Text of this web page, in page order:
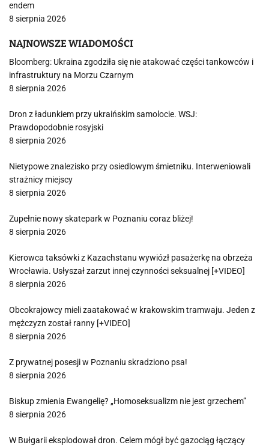
endem
8 sierpnia 2026
NAJNOWSZE WIADOMOŚCI
Bloomberg: Ukraina zgodziła się nie atakować części tankowców i
infrastruktury na Morzu Czarnym
8 sierpnia 2026
Dron z ładunkiem przy ukraińskim samolocie. WSJ:
Prawdopodobnie rosyjski
8 sierpnia 2026
Nietypowe znalezisko przy osiedlowym śmietniku. Interweniowali
strażnicy miejscy
8 sierpnia 2026
Zupełnie nowy skatepark w Poznaniu coraz bliżej!
8 sierpnia 2026
Kierowca taksówki z Kazachstanu wywiózł pasażerkę na obrzeża
Wrocławia. Usłyszał zarzut innej czynności seksualnej [+VIDEO]
8 sierpnia 2026
Obcokrajowcy mieli zaatakować w krakowskim tramwaju. Jeden z
mężczyzn został ranny [+VIDEO]
8 sierpnia 2026
Z prywatnej posesji w Poznaniu skradziono psa!
8 sierpnia 2026
Biskup zmienia Ewangelię? „Homoseksualizm nie jest grzechem”
8 sierpnia 2026
W Bułgarii eksplodował dron. Celem mógł być gazociąg łączący